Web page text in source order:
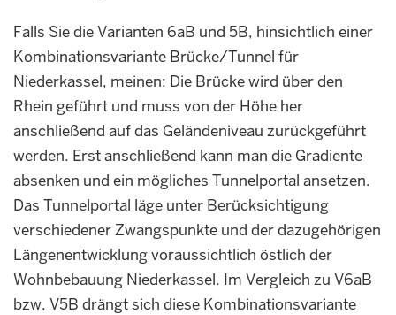
Falls Sie die Varianten 6aB und 5B, hinsichtlich einer
Kombinationsvariante Brücke/Tunnel für
Niederkassel, meinen: Die Brücke wird über den
Rhein geführt und muss von der Höhe her
anschließend auf das Geländeniveau zurückgeführt
werden. Erst anschließend kann man die Gradiente
absenken und ein mögliches Tunnelportal ansetzen.
Das Tunnelportal läge unter Berücksichtigung
verschiedener Zwangspunkte und der dazugehörigen
Längenentwicklung voraussichtlich östlich der
Wohnbebauung Niederkassel. Im Vergleich zu V6aB
bzw. V5B drängt sich diese Kombinationsvariante